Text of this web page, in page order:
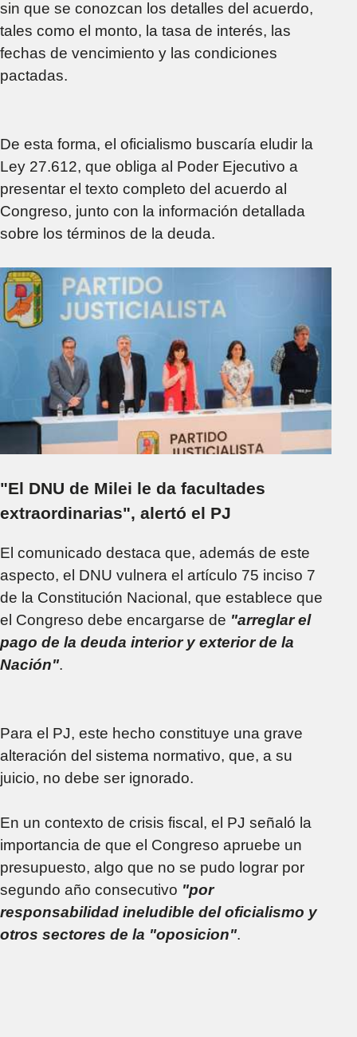
sin que se conozcan los detalles del acuerdo,
tales como el monto, la tasa de interés, las
fechas de vencimiento y las condiciones
pactadas.
De esta forma, el oficialismo buscaría eludir la
Ley 27.612, que obliga al Poder Ejecutivo a
presentar el texto completo del acuerdo al
Congreso, junto con la información detallada
sobre los términos de la deuda.
"El DNU de Milei le da facultades
extraordinarias", alertó el PJ
El comunicado destaca que, además de este
aspecto, el DNU vulnera el artículo 75 inciso 7
de la Constitución Nacional, que establece que
el Congreso debe encargarse de "arreglar el
pago de la deuda interior y exterior de la
Nación".
Para el PJ, este hecho constituye una grave
alteración del sistema normativo, que, a su
juicio, no debe ser ignorado.
En un contexto de crisis fiscal, el PJ señaló la
importancia de que el Congreso apruebe un
presupuesto, algo que no se pudo lograr por
segundo año consecutivo "por
responsabilidad ineludible del oficialismo y
otros sectores de la "oposicion".